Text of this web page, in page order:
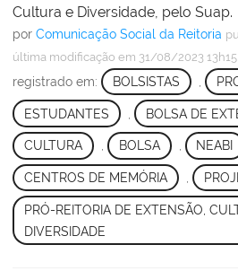
Cultura e Diversidade, pelo Suap.
por Comunicação Social da Reitoria
última modificação em 31/08/2023 13h15
registrado em: BOLSISTAS
ESTUDANTES BOLSA DE
CULTURA , BOLSA , NEABI
CENTROS DE MEMÓRIA
PRÓ-REITORIA DE EXTENSÃO,
DIVERSIDADE